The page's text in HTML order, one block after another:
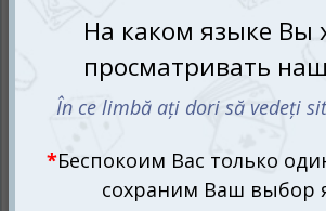
Погрузитесь в захватывающий мир
увлекательного дополнения
Биология
выгодное предложение! Эти игры не